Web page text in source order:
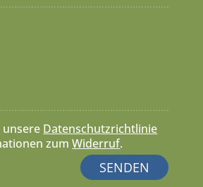
unsere Datenschutzrichtlinie
zumWiderruf.